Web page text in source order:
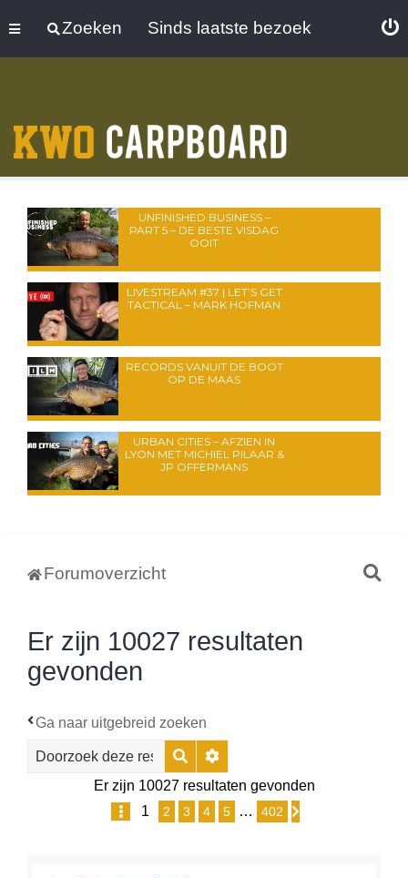
Zoeken Sinds laatste bezoek
UNFINISHED BUSINESS –
PART 5 – DE BESTE VISDAG
OOIT
LIVESTREAM #37 | LET’S GET
TACTICAL – MARK HOFMAN
RECORDS VANUIT DE BOOT
OP DE MAAS
URBAN CITIES – AFZIEN IN
LYON MET MICHIEL PILAAR &
JP OFFERMANS
Forumoverzicht
Er zijn 10027 resultaten
gevonden
Ga naar uitgebreid zoeken
ZoekUitgebreid zoeken
Er zijn 10027 resultaten gevonden
Pagina van402
1 2 3 4 5 … 402